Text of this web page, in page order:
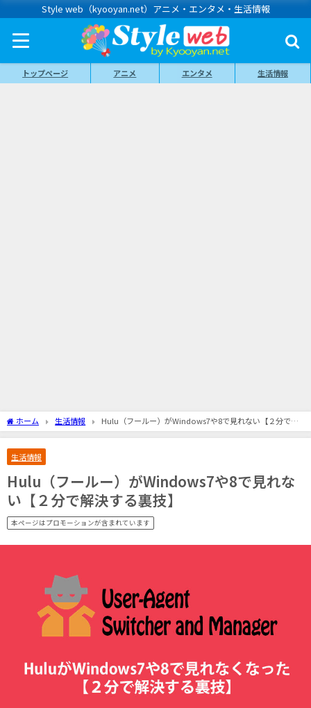
Style web（kyooyan.net）アニメ・エンタメ・生活情報
トップページ アニメ エンタメ 生活情報
ホーム 生活情報
Hulu（フールー）がWindows7や8で見れない【２分で解
決する裏技】
生活情報
Hulu（フールー）がWindows7や8で見れな
い【２分で解決する裏技】
本ページはプロモーションが含まれています